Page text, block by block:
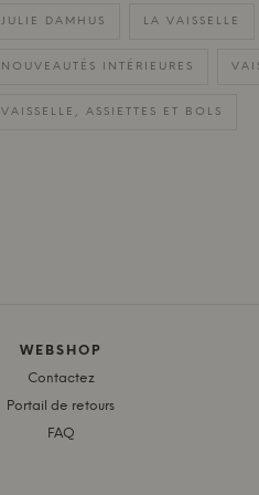
JULIE DAMHUS LA VAISSELLE
NOUVEAUTÉS INTÉRIEURES
VAISSELLE, ASSIETTES ET BOLS
WEBSHOP
Contactez
Portail de retours
FAQ